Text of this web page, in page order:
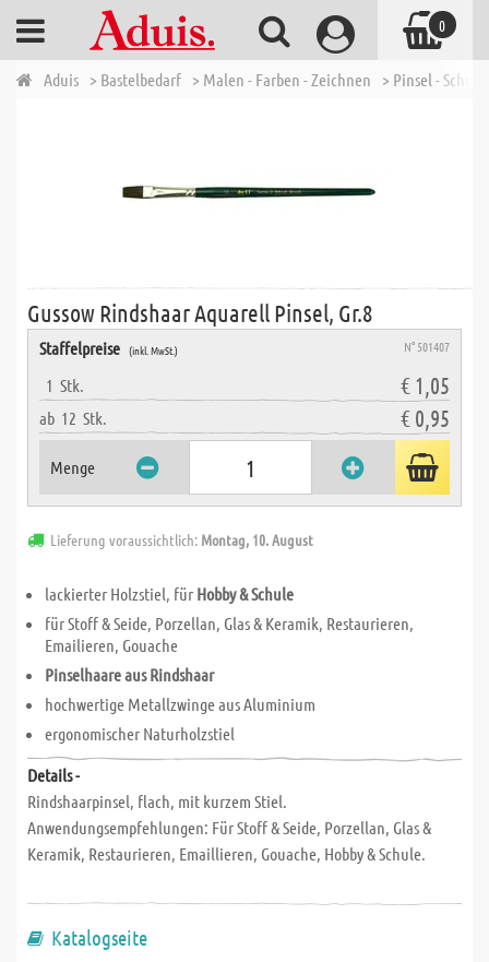
Aduis > Bastelbedarf > Malen - Farben - Zeichnen > Pinsel -
Gussow Rindshaar Aquarell Pinsel, Gr.8
Staffelpreise (inkl. MwSt.) N° 501407
1 Stk. € 1,05
ab 12 Stk. € 0,95
Menge
Lieferung voraussichtlich: Montag, 10. August
lackierter Holzstiel, für Hobby & Schule
für Stoff & Seide, Porzellan, Glas & Keramik, Restaurieren,
Emailieren, Gouache
Pinselhaare aus Rindshaar
hochwertige Metallzwinge aus Aluminium
ergonomischer Naturholzstiel
Details -
Rindshaarpinsel, flach, mit kurzem Stiel.
Anwendungsempfehlungen: Für Stoff & Seide, Porzellan, Glas &
Keramik, Restaurieren, Emaillieren, Gouache, Hobby & Schule.
Katalogseite
0